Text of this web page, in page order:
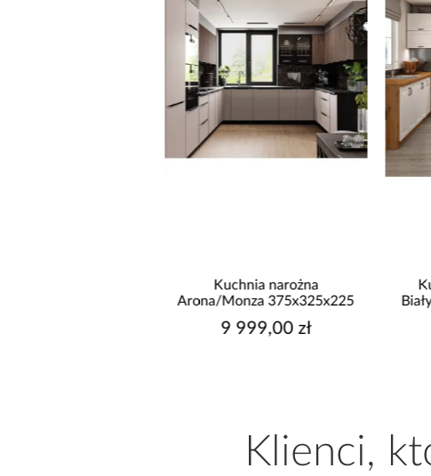
Kuchnia narożna Stilo
Biały/Artisan 265x300x180
9 999,00 zł
Klienci,